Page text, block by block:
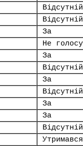
Відсутній
Відсутній
За
Не
За
Відсутній
За
Відсутній
За
За
Відсутній
Утримався